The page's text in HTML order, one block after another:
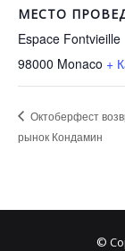
МЕСТО
Espace Fontvieille
98000 Monaco +
Октоберфест
рынок Кондамин
©